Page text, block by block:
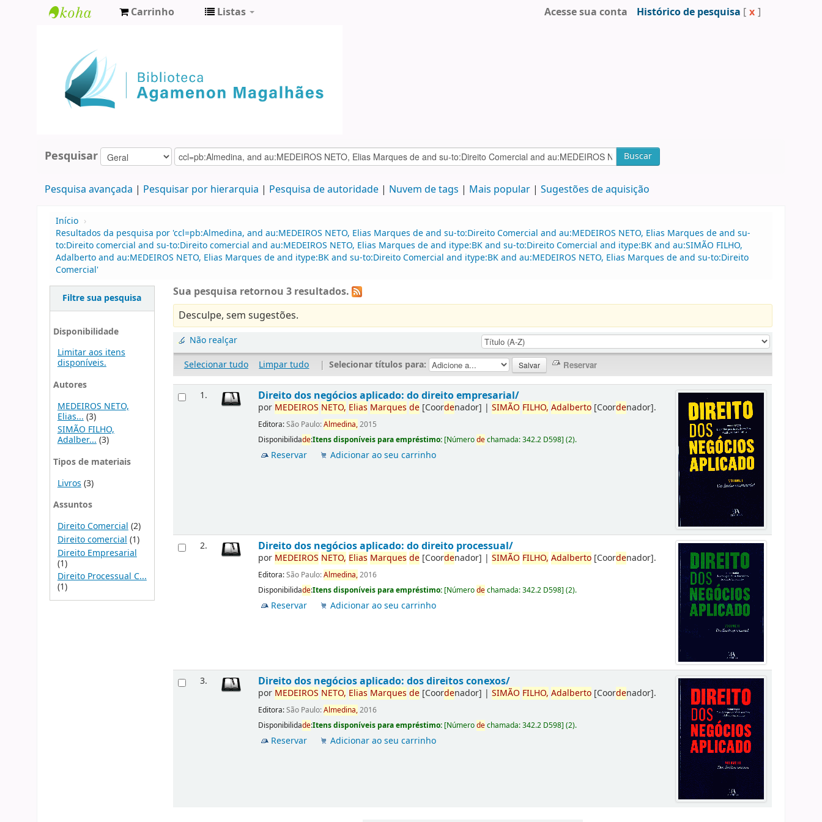
Agamenon
Magalhães
Carrinho Listas Acesse sua conta Histórico de pesquisa [ x ]
Pesquisar Buscar
Pesquisa avançada Pesquisar por hierarquia Pesquisa de autoridade Nuvem de tags Mais popular Sugestões de aquisição
Início ›
Resultados da pesquisa por 'ccl=pb:Almedina, and au:MEDEIROS NETO, Elias Marques de and su-to:Direito Comercial and au:MEDEIROS NETO, Elias Marques de and su-
to:Direito comercial and su-to:Direito comercial and au:MEDEIROS NETO, Elias Marques de and itype:BK and su-to:Direito Comercial and itype:BK and au:SIMÃO FILHO,
Adalberto and au:MEDEIROS NETO, Elias Marques de and itype:BK and su-to:Direito Comercial and itype:BK and au:MEDEIROS NETO, Elias Marques de and su-to:Direito
Comercial'
Filtre sua pesquisa
Disponibilidade
Limitar aos itens
disponíveis.
Autores
MEDEIROS NETO,
Elias... (3)
SIMÃO FILHO,
Adalber...(3)
Tipos de materiais
Livros (3)
Assuntos
Direito Comercial (2)
Direito comercial (1)
Direito Empresarial
(1)
Direito Processual C...
(1)
Sua pesquisa retornou 3 resultados.
Desculpe, sem sugestões.
Não realçar
Selecionar tudo
Limpar tudo | Selecionar títulos para:
1. Direito dos negócios aplicado: do direito empresarial/
por MEDEIROS NETO, Elias Marques de [Coordenador] |SIMÃO FILHO, Adalberto [Coordenador].
Editora:São Paulo:Almedina,2015
Disponibilidade:Itens disponíveis para empréstimo: [Númerodechamada:342.2 D598](2).
Reservar Adicionar ao seu carrinho
2. Direito dos negócios aplicado: do direito processual/
por MEDEIROS NETO, Elias Marques de [Coordenador] |SIMÃO FILHO, Adalberto [Coordenador].
Editora:São Paulo:Almedina,2016
Disponibilidade:Itens disponíveis para empréstimo: [Númerodechamada:342.2 D598](2).
Reservar Adicionar ao seu carrinho
3. Direito dos negócios aplicado: dos direitos conexos/
por MEDEIROS NETO, Elias Marques de [Coordenador] |SIMÃO FILHO, Adalberto [Coordenador].
Editora:São Paulo:Almedina,2016
Disponibilidade:Itens disponíveis para empréstimo: [Númerodechamada:342.2 D598](2).
Reservar Adicionar ao seu carrinho